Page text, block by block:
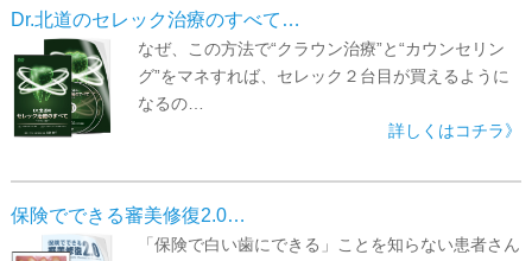
Dr.北道のセレック治療のすべて…
なぜ、この方法で“クラウン治療”と“カウンセリン
グ”をマネすれば、セレック２台目が買えるように
なるの…
詳しくはコチラ》
保険でできる審美修復2.0…
「保険で白い歯にできる」ことを知らない患者さん
▼